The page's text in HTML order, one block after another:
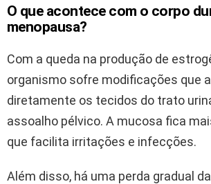
O que acontece com o corpo
menopausa?
Com a queda na produção de
organismo sofre modificações que
diretamente os tecidos do trato
assoalho pélvico. A mucosa fica
que facilita irritações e infecções.
Além disso, há uma perda gradual